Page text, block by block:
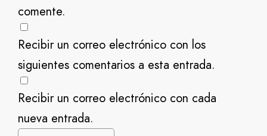
comente.
Recibir un correo electrónico con los
siguientes comentarios a esta entrada.
Recibir un correo electrónico con cada
nueva entrada.